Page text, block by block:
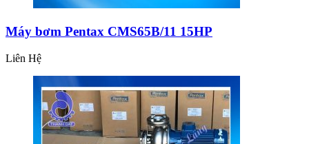
Máy bơm Pentax CMS65B/11 15HP
Liên Hệ